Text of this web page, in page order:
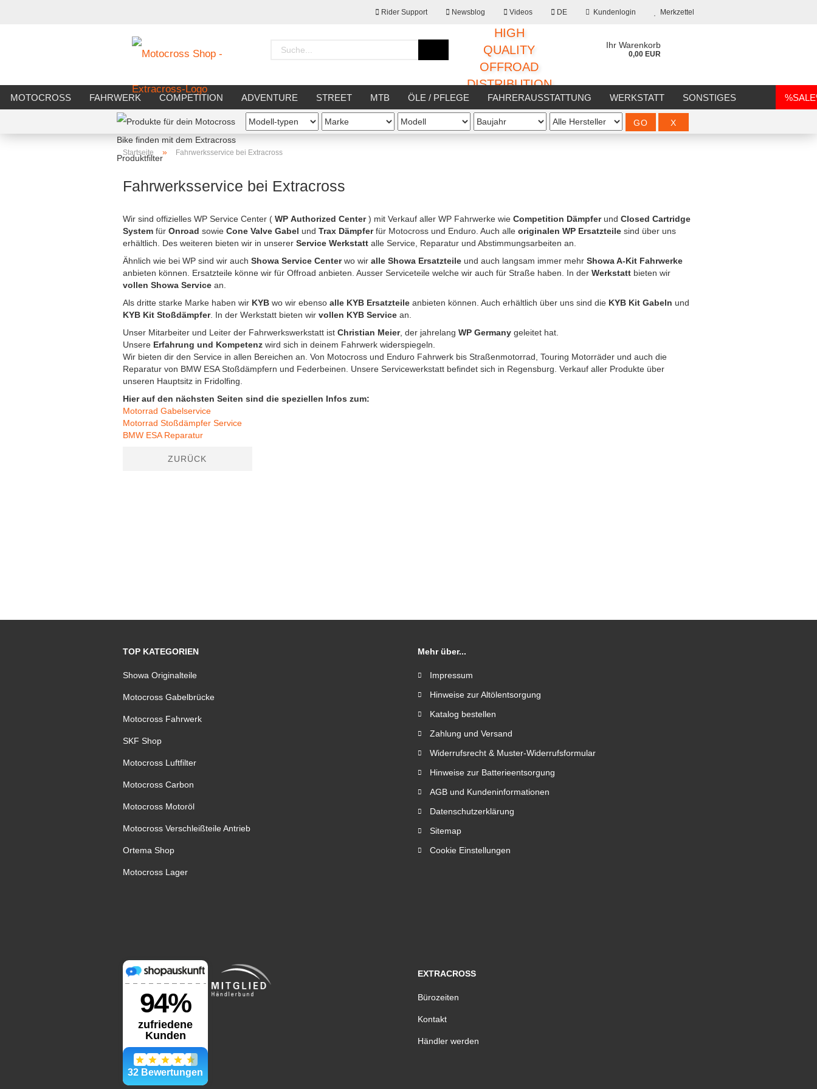
Rider Support Newsblog Videos DE
Lieferland
Kundenlogin Merkzettel
HIGH
QUALITY
OFFROAD
DISTRIBUTION
Ihr Warenkorb
0,00 EUR
MOTOCROSS FAHRWERK COMPETITION ADVENTURE STREET MTB ÖLE / PFLEGE FAHRERAUSSTATTUNG WERKSTATT SONSTIGES
Startseite » Fahrwerksservice bei Extracross
Fahrwerksservice bei Extracross
Wir sind offizielles WP Service Center ( WP Authorized Center) mit Verkauf aller WP Fahrwerke wie Competition Dämpferund Closed Cartridge
System für Onroad sowie Cone Valve Gabel und Trax Dämpferfür Motocross und Enduro. Auch alle originalen WP Ersatzteile sind über uns
erhältlich. Des weiteren bieten wir in unserer Service Werkstatt alle Service, Reparatur und Abstimmungsarbeiten an.
Ähnlich wie bei WP sind wir auch Showa Service Centerwo wir alle Showa Ersatzteile und auch langsam immer mehr Showa A-Kit Fahrwerke
anbieten können. Ersatzteile könne wir für Offroad anbieten. Ausser Serviceteile welche wir auch für Straße haben. In der Werkstatt bieten wir
vollen Showa Service an.
Als dritte starke Marke haben wir KYB wo wir ebenso alle KYB Ersatzteile anbieten können. Auch erhältlich über uns sind die KYB Kit Gabeln und
KYB Kit Stoßdämpfer. In der Werkstatt bieten wir vollen KYB Service an.
Unser Mitarbeiter und Leiter der Fahrwerkswerkstatt ist Christian Meier, der jahrelang WP Germany geleitet hat.
Unsere Erfahrung und Kompetenz wird sich in deinem Fahrwerk widerspiegeln.
Wir bieten dir den Service in allen Bereichen an. Von Motocross und Enduro Fahrwerk bis Straßenmotorrad, Touring Motorräder und auch die
Reparatur von BMW ESA Stoßdämpfern und Federbeinen. Unsere Servicewerkstatt befindet sich in Regensburg. Verkauf aller Produkte über
unseren Hauptsitz in Fridolfing.
Hier auf den nächsten Seiten sind die speziellen Infos zum:
Motorrad Gabelservice
Motorrad Stoßdämpfer Service
BMW ESA Reparatur
ZURÜCK
TOP KATEGORIEN
Showa Originalteile
Motocross Gabelbrücke
Motocross Fahrwerk
SKF Shop
Motocross Luftfilter
Motocross Carbon
Motocross Motoröl
Motocross Verschleißteile Antrieb
Ortema Shop
Motocross Lager
Mehr über...
Impressum
Hinweise zur Altölentsorgung
Katalog bestellen
Zahlung und Versand
Widerrufsrecht & Muster-Widerrufsformular
Hinweise zur Batterieentsorgung
AGB und Kundeninformationen
Datenschutzerklärung
Sitemap
Cookie Einstellungen
EXTRACROSS
Bürozeiten
Kontakt
Händler werden